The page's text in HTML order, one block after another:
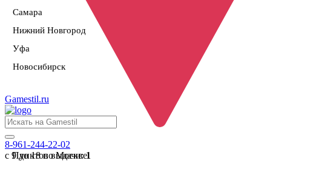
Самара
Нижний Новгород
Уфа
Новосибирск
Пунктов выдачи:1
Gamestil.ru
8-961-244-22-02
с 9 до 18 по Москве